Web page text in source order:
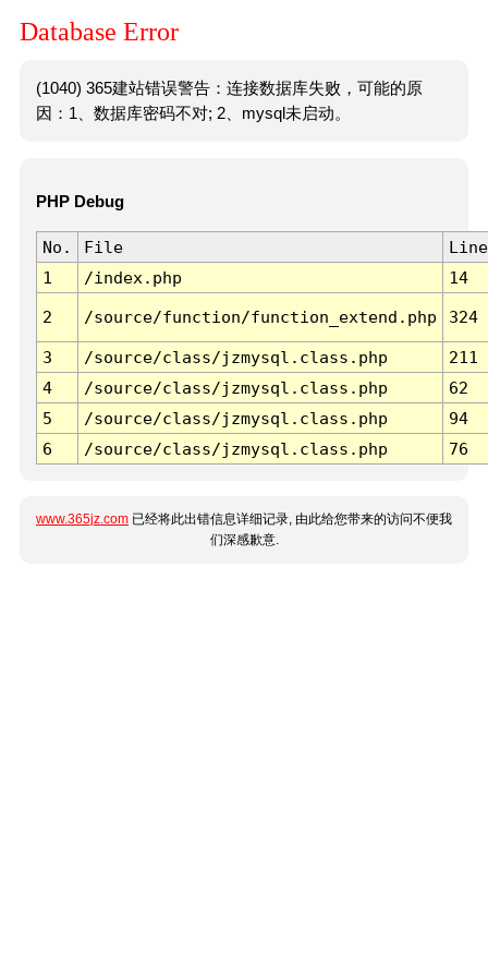
Database Error
(1040) 365建站错误警告：连接数据库失败，可能的原
因：1、数据库密码不对; 2、mysql未启动。
PHP Debug
No. File
Line
1
/index.php 14
2 /source/function/function_extend.php 324
3 /source/class/jzmysql.class.php
211
4
/source/class/jzmysql.class.php
62
5
/source/class/jzmysql.class.php
94
6
/source/class/jzmysql.class.php 76
www.365jz.com 已经将此出错信息详细记录, 由此给您带来的访问不便我
们深感歉意.